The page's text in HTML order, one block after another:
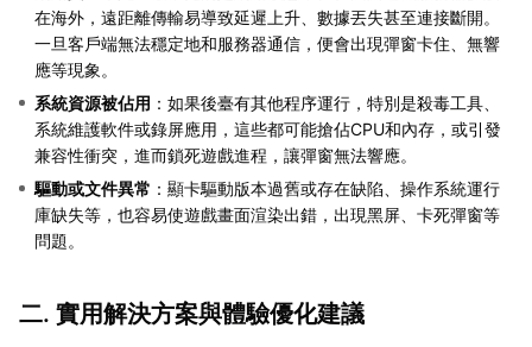
在海外，遠距離傳輸易導致延遲上升、數據丟失甚至連接斷開。
一旦客戶端無法穩定地和服務器通信，便會出現彈窗卡住、無響
應等現象。
系統資源被佔用 ：如果後臺有其他程序運行，特別是殺毒工具、
系統維護軟件或錄屏應用，這些都可能搶佔CPU和內存，或引發
兼容性衝突，進而鎖死遊戲進程，讓彈窗無法響應。
驅動或文件異常 ：顯卡驅動版本過舊或存在缺陷、操作系統運行
庫缺失等，也容易使遊戲畫面渲染出錯，出現黑屏、卡死彈窗等
問題。
二. 實用解決方案與體驗優化建議